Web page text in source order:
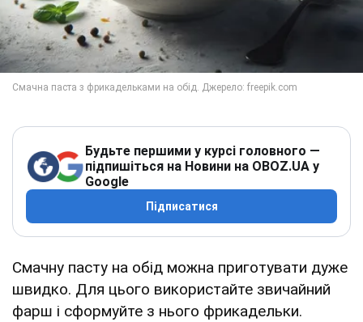
Будьте першими у курсі головного —
підпишіться на Новини на OBOZ.UA у
Google
Підписатися
Смачну пасту на обід можна приготувати дуже
швидко. Для цього використайте звичайний
фарш і сформуйте з нього фрикадельки.